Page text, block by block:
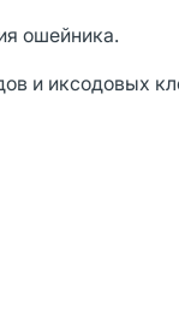
ошейника.
и иксодовых